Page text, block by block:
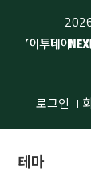
로그인
테마